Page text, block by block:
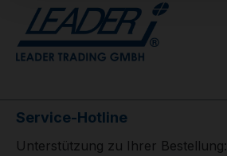
Service-Hotline
Unterstützung zu Ihrer Bestellung: